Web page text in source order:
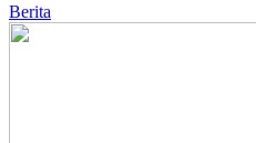
Berita